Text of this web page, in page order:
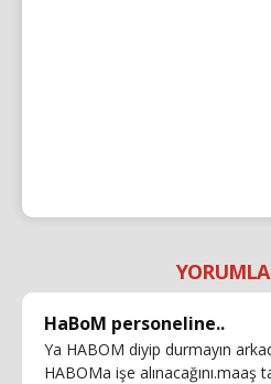
HaBoM personeline..
Ya HABOM diyip durmayın
HABOMa işe